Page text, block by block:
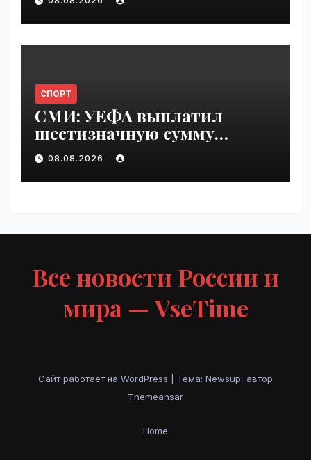
СПОРТ
СМИ: УЕФА выплатил
шестизначную сумму
любовнице Инфантино |
VseTime.ru
08.08.2026
Все новости России и
мира — VseTime
Сайт работает на WordPress
Тема: Newsup, автор
Themeansar
Home